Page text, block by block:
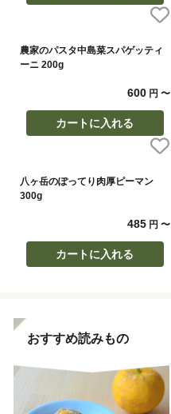
農家のパスタ中島菜スパゲッティ
ーニ 200g
600円 〜
カートに入れる
八ヶ岳のぽってり肉厚ピーマン
300g
485円 〜
カートに入れる
おすすめ読みもの